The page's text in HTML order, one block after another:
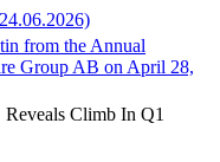
from the Annual
Group AB on April 28,
Climb In Q1